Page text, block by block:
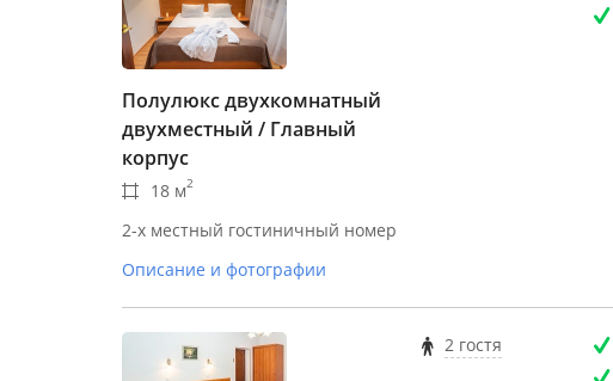
Полулюкс двухкомнатный
двухместный / Главный
корпус
18 м2
2-х местный гостиничный номер
Описание и фотографии
2 гостя